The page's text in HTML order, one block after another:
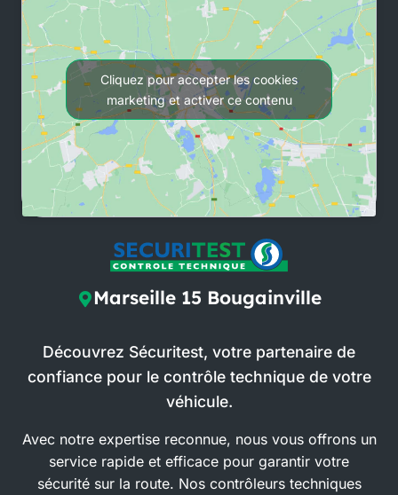
Cliquez pour accepter les cookies
marketing et activer ce contenu
Marseille 15 Bougainville
Découvrez Sécuritest, votre partenaire de
confiance pour le contrôle technique de votre
véhicule.
Avec notre expertise reconnue, nous vous offrons un
service rapide et efficace pour garantir votre
sécurité sur la route. Nos contrôleurs techniques